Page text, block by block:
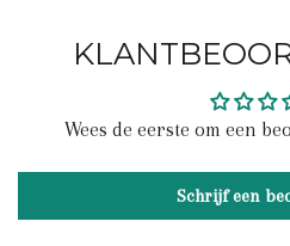
Facebook
Wees de eerste om een
Schrijf een